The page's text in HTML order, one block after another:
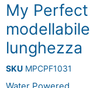
My
lunghezza
SKU MPCPF1031